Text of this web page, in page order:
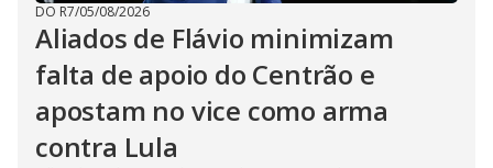
DO R7/05/08/2026
Aliados de Flávio minimizam
falta de apoio do Centrão e
apostam no vice como arma
contra Lula